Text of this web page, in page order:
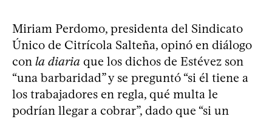
Miriam Perdomo, presidenta del Sindicato
Único de Citrícola Salteña, opinó en diálogo
con la diaria que los dichos de Estévez son
“una barbaridad” y se preguntó “si él tiene a
los trabajadores en regla, qué multa le
podrían llegar a cobrar”, dado que “si un